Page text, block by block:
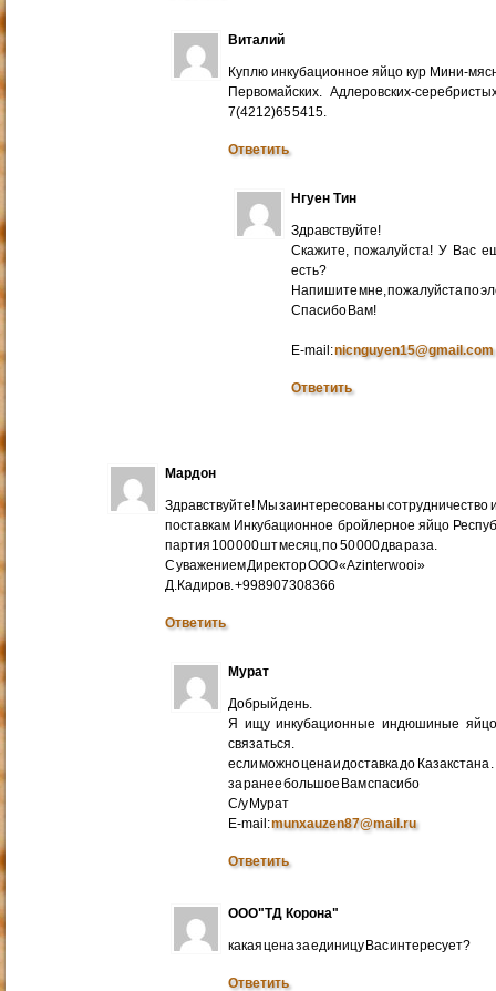
Виталий
Куплю инкубационное яйцо кур Мини-
Первомайских. Адлеровских-
7(4212)65 5415.
Ответить
Нгуен Тин
Здравствуйте!
Скажите, пожалуйста! У Вас
есть?
Напишите мне, пожалуйста по
Cпасибо Вам!
E-mail:nicnguyen15@gmail.com
Ответить
Мардон
Здравствуйте! Мы заинтересованы сотрудничество
поставкам Инкубационное бройлерное яйцо
партия 100 000 шт месяц, по 50 000 два раза.
С уважением Директор ООО «Azinterwooi»
Д.Кадиров. +998907308366
Ответить
Мурат
Добрый день.
Я ищу инкубационные индюшиные
связаться.
если можно цена и доставка до Казакстана .
за ранее большое Вам спасибо
С/у Мурат
E-mail:munxauzen87@mail.ru
Ответить
ООО"ТД Корона"
какая цена за единицу Вас интересует?
Ответить